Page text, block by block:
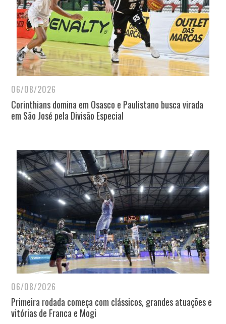
06/08/2026
Corinthians domina em Osasco e Paulistano busca virada
em São José pela Divisão Especial
06/08/2026
Primeira rodada começa com clássicos, grandes atuações e
vitórias de Franca e Mogi